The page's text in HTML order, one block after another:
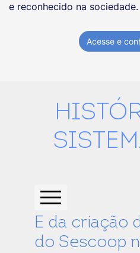
e reconhecido na sociedade.
Acesse e
E da criação
do Sescoop